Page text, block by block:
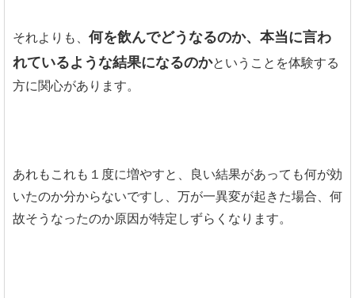
それよりも、 何を飲んでどうなるのか、本当に言わ
れているような結果になるのかということを体験する
方に関心があります。
あれもこれも１度に増やすと、良い結果があっても何が効
いたのか分からないですし、万が一異変が起きた場合、何
故そうなったのか原因が特定しずらくなります。